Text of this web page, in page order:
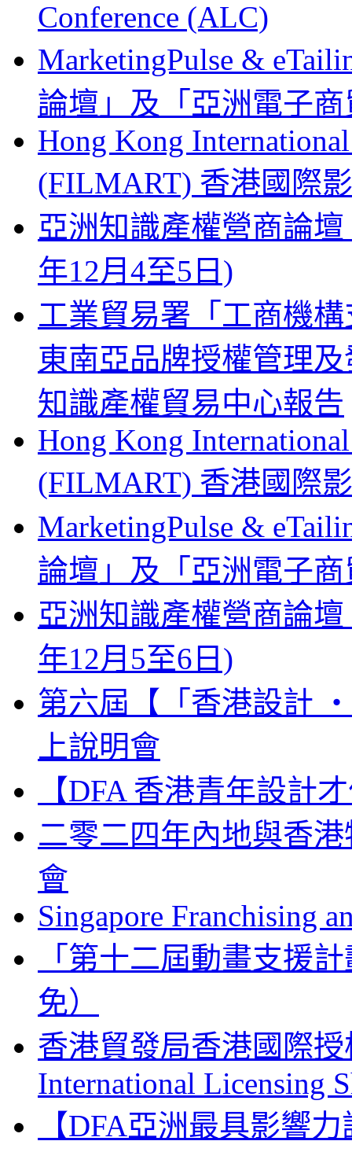
Conference (ALC)
MarketingPulse &
論壇」及「亞洲電子商
Hong Kong
(FILMART) 香港國際
亞洲知識產權營商論壇
年12月4至5日)
工業貿易署「工商機
東南亞品牌授權管理
知識產權貿易中心報告
Hong Kong
(FILMART) 香港國際
MarketingPulse &
論壇」及「亞洲電子商
亞洲知識產權營商論壇
年12月5至6日)
第六屆【「香港設計
上說明會
【DFA 香港青年設計
二零二四年內地與香
會
Singapore Franchising
「第十二屆動畫支援
免）
香港貿發局香港國際
International Licensing
【DFA亞洲最具影響